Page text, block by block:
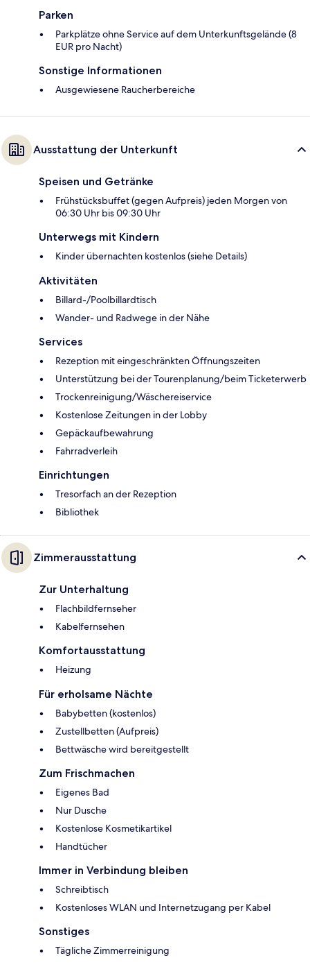
Parken
Parkplätze ohne Service auf dem Unterkunftsgelände (8
EUR pro Nacht)
Sonstige Informationen
Ausgewiesene Raucherbereiche
Ausstattung der Unterkunft
Speisen und Getränke
Frühstücksbuffet (gegen Aufpreis) jeden Morgen von
06:30 Uhr bis 09:30 Uhr
Unterwegs mit Kindern
Kinder übernachten kostenlos (siehe Details)
Aktivitäten
Billard-/Poolbillardtisch
Wander- und Radwege in der Nähe
Services
Rezeption mit eingeschränkten Öffnungszeiten
Unterstützung bei der Tourenplanung/beim Ticketerwerb
Trockenreinigung/Wäschereiservice
Kostenlose Zeitungen in der Lobby
Gepäckaufbewahrung
Fahrradverleih
Einrichtungen
Tresorfach an der Rezeption
Bibliothek
Zimmerausstattung
Zur Unterhaltung
Flachbildfernseher
Kabelfernsehen
Komfortausstattung
Heizung
Für erholsame Nächte
Babybetten (kostenlos)
Zustellbetten (Aufpreis)
Bettwäsche wird bereitgestellt
Zum Frischmachen
Eigenes Bad
Nur Dusche
Kostenlose Kosmetikartikel
Handtücher
Immer in Verbindung bleiben
Schreibtisch
Kostenloses WLAN und Internetzugang per Kabel
Sonstiges
Tägliche Zimmerreinigung